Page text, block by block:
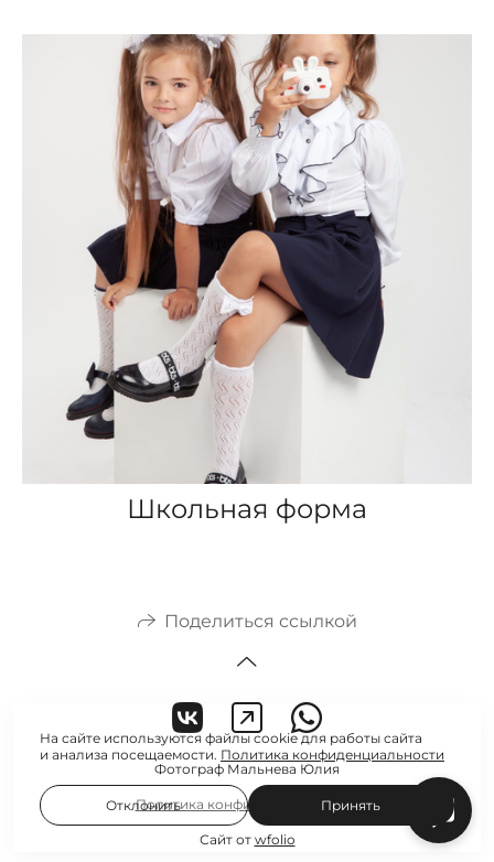
Школьная форма
Поделиться ссылкой
Фотограф Мальнева Юлия
Политика конфиденциальности
Сайт от wfolio
На сайте используются файлы cookie для работы сайта
и анализа посещаемости. Политика конфиденциальности
Отклонить Принять